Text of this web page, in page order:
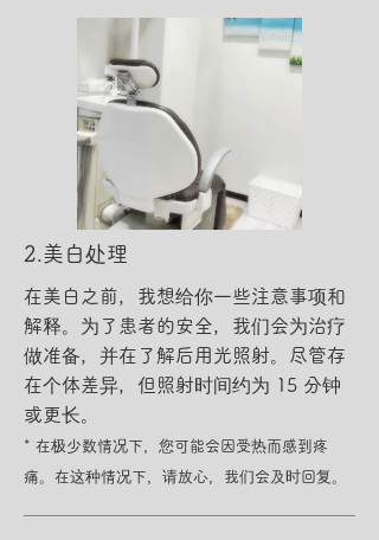
​2.美白处理
在美白之前，我想给你一些注意事项和
解释。为了患者的安全，我们会为治疗
做准备，并在了解后用光照射。尽管存
在个体差异，但照射时间约为 15 分钟
或更长。
* 在极少数情况下，您可能会因受热而感到疼
痛。在这种情况下，请放心，我们会及时回复。